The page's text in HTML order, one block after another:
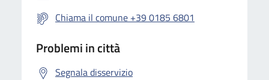
Chiama il comune +39 0185 6801
Problemi in città
Segnala disservizio